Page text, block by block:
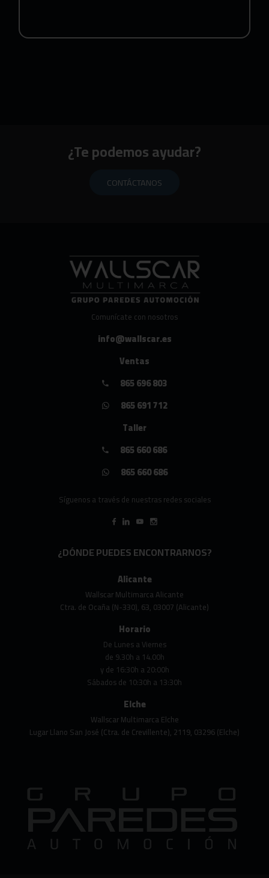
¿Te podemos ayudar?
CONTÁCTANOS
Comunícate con nosotros
info@wallscar.es
Ventas
865 696 803
865 691 712
Taller
865 660 686
865 660 686
Síguenos a través de nuestras redes sociales
¿DÓNDE PUEDES ENCONTRARNOS?
Alicante
Wallscar Multimarca Alicante
Ctra. de Ocaña (N-330), 63, 03007 (Alicante)
Horario
De Lunes a Viernes
de 9.30h a 14.00h
y de 16:30h a 20:00h
Sábados de 10:30h a 13:30h
Elche
Wallscar Multimarca Elche
Lugar Llano San José (Ctra. de Crevillente), 2119, 03296 (Elche)